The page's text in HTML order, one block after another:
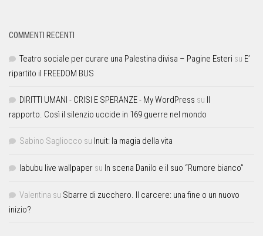
COMMENTI RECENTI
Teatro sociale per curare una Palestina divisa – Pagine Esteri su E’
ripartito il FREEDOM BUS
DIRITTI UMANI - CRISI E SPERANZE - My WordPress su Il
rapporto. Così il silenzio uccide in 169 guerre nel mondo
Sabino Sagliocco su Inuit: la magia della vita
labubu live wallpaper su In scena Danilo e il suo “Rumore bianco”
Valentina su Sbarre di zucchero. Il carcere: una fine o un nuovo
inizio?